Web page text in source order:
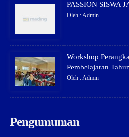
PASSION SISWA
Oleh : Admin
Workshop
Pembelajaran
Oleh : Admin
Pengumuman